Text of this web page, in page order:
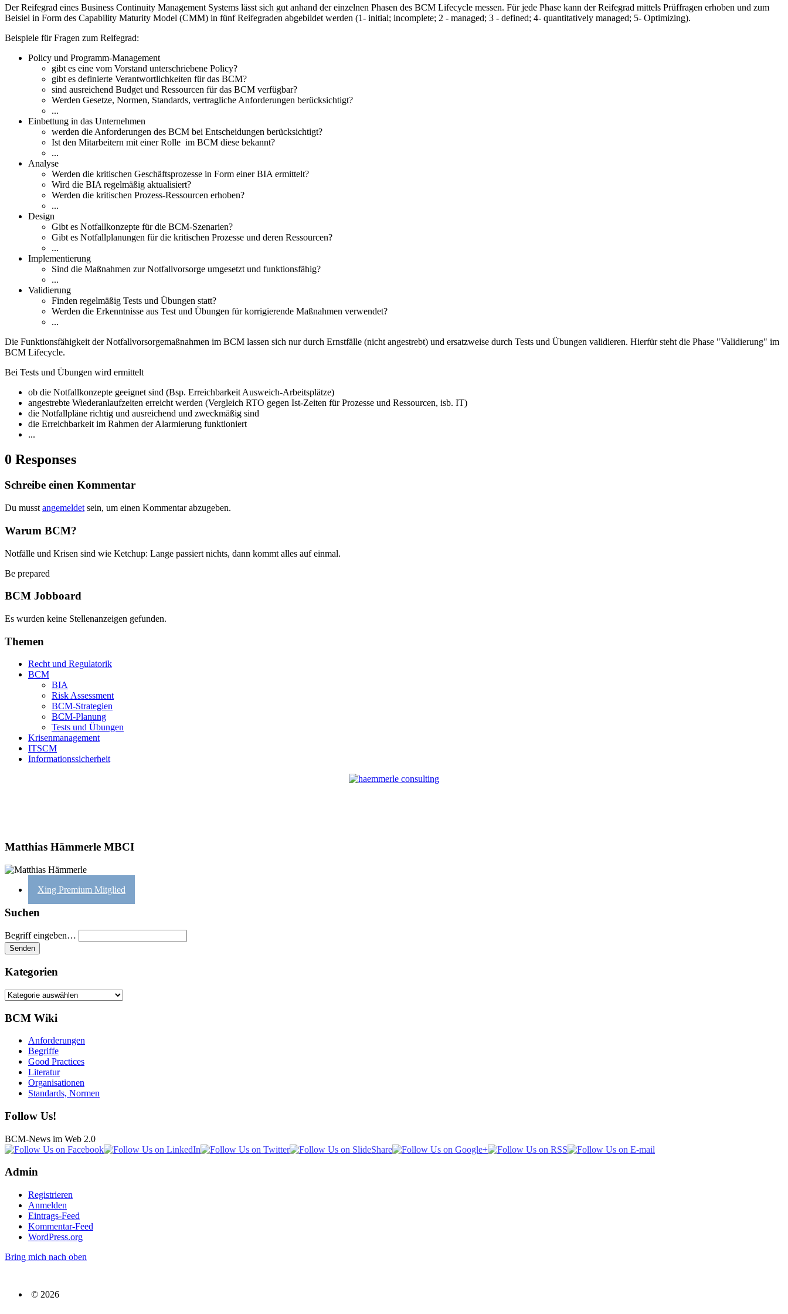
Der Reifegrad eines Business Continuity Management Systems lässt sich gut anhand der einzelnen Phasen des BCM Lifecycle messen. Für jede Phase kann der Reifegrad mittels Prüffragen erhoben und zum
Beisiel in Form des Capability Maturity Model (CMM) in fünf Reifegraden abgebildet werden (1- initial; incomplete; 2 - managed; 3 - defined; 4- quantitatively managed; 5- Optimizing).
Beispiele für Fragen zum Reifegrad:
Policy und Programm-Management
gibt es eine vom Vorstand unterschriebene Policy?
gibt es definierte Verantwortlichkeiten für das BCM?
sind ausreichend Budget und Ressourcen für das BCM verfügbar?
Werden Gesetze, Normen, Standards, vertragliche Anforderungen berücksichtigt?
...
Einbettung in das Unternehmen
werden die Anforderungen des BCM bei Entscheidungen berücksichtigt?
Ist den Mitarbeitern mit einer Rolle im BCM diese bekannt?
...
Analyse
Werden die kritischen Geschäftsprozesse in Form einer BIA ermittelt?
Wird die BIA regelmäßig aktualisiert?
Werden die kritischen Prozess-Ressourcen erhoben?
...
Design
Gibt es Notfallkonzepte für die BCM-Szenarien?
Gibt es Notfallplanungen für die kritischen Prozesse und deren Ressourcen?
...
Implementierung
Sind die Maßnahmen zur Notfallvorsorge umgesetzt und funktionsfähig?
...
Validierung
Finden regelmäßig Tests und Übungen statt?
Werden die Erkenntnisse aus Test und Übungen für korrigierende Maßnahmen verwendet?
...
Die Funktionsfähigkeit der Notfallvorsorgemaßnahmen im BCM lassen sich nur durch Ernstfälle (nicht angestrebt) und ersatzweise durch Tests und Übungen validieren. Hierfür steht die Phase "Validierung" im
BCM Lifecycle.
Bei Tests und Übungen wird ermittelt
ob die Notfallkonzepte geeignet sind (Bsp. Erreichbarkeit Ausweich-Arbeitsplätze)
angestrebte Wiederanlaufzeiten erreicht werden (Vergleich RTO gegen Ist-Zeiten für Prozesse und Ressourcen, isb. IT)
die Notfallpläne richtig und ausreichend und zweckmäßig sind
die Erreichbarkeit im Rahmen der Alarmierung funktioniert
...
0 Responses
Schreibe einen Kommentar
Du musst angemeldet sein, um einen Kommentar abzugeben.
Warum BCM?
Notfälle und Krisen sind wie Ketchup: Lange passiert nichts, dann kommt alles auf einmal.
Be prepared
BCM Jobboard
Es wurden keine Stellenanzeigen gefunden.
Themen
Recht und Regulatorik
BCM
BIA
Risk Assessment
BCM-Strategien
BCM-Planung
Tests und Übungen
Krisenmanagement
ITSCM
Informationssicherheit
Matthias Hämmerle MBCI
Xing Premium Mitglied
Suchen
Begriff eingeben…
Kategorien
Kategorien
BCM Wiki
Anforderungen
Begriffe
Good Practices
Literatur
Organisationen
Standards, Normen
Follow Us!
BCM-News im Web 2.0
Admin
Registrieren
Anmelden
Eintrags-Feed
Kommentar-Feed
WordPress.org
Bring mich nach oben
© 2026